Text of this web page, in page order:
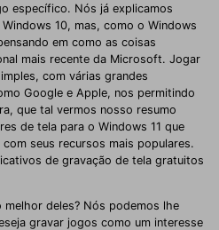
específico. Nós já explicamos
10, mas, como o Windows
em como as coisas
mais recente da Microsoft. Jogar
com várias grandes
Google e Apple, nos permitindo
que tal vermos nosso resumo
de tela para o Windows 11 que
seus recursos mais populares.
de gravação de tela gratuitos
deles? Nós podemos lhe
gravar jogos como um interesse